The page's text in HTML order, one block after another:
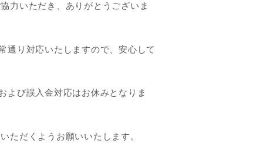
力いただき、ありがとうございま
通り対応いたしますので、安心して
よび誤入金対応はお休みとなりま
ただくようお願いいたします。